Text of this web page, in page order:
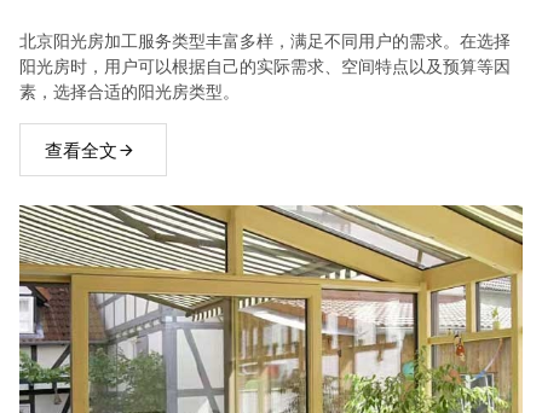
北京阳光房加工服务类型丰富多样，满足不同用户的需求。在选择
阳光房时，用户可以根据自己的实际需求、空间特点以及预算等因
素，选择合适的阳光房类型。
查看全文